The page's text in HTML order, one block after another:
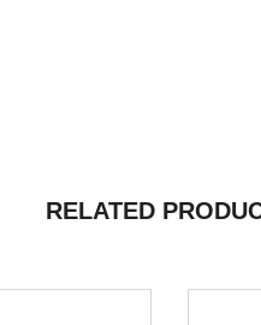
RELATED